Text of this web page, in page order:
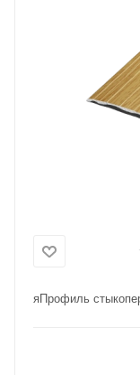
яПрофиль
%